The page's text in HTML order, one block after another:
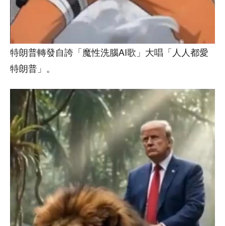
特朗普轉發自誇「魔性洗腦AI歌」大唱「人人都愛
特朗普」。